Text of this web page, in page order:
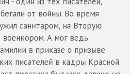
от войны. Во время
санитаром, на Вторую
А мог ведь
в приказе о призыве
писателей в кадры Красной